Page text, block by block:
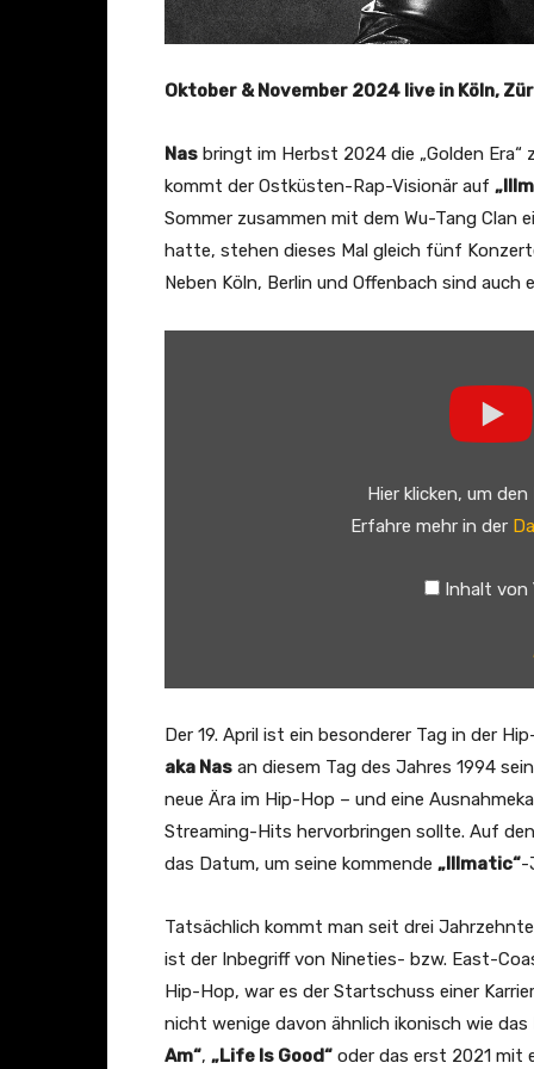
Oktober & November 2024 live in Köln,
Nas bringt im Herbst 2024 die „Golden Era“
kommt der Ostküsten-Rap-Visionär auf
Sommer zusammen mit dem Wu-Tang Clan
hatte, stehen dieses Mal gleich fünf
Neben Köln, Berlin und Offenbach sind
W
i
t
h
M
T
h
o
u
g
Hier klicken, um
Erfahre mehr in der
Inhalt von
Der 19. April ist ein besonderer Tag in der
aka Nas an diesem Tag des Jahres 1994
neue Ära im Hip-Hop – und eine
Streaming-Hits hervorbringen sollte. Auf
das Datum, um seine kommende „Illmatic“-
Tatsächlich kommt man seit drei
ist der Inbegriff von Nineties- bzw. East-
Hip-Hop, war es der Startschuss einer
nicht wenige davon ähnlich ikonisch wie das
Am“, „Life Is Good“ oder das erst 2021 mit